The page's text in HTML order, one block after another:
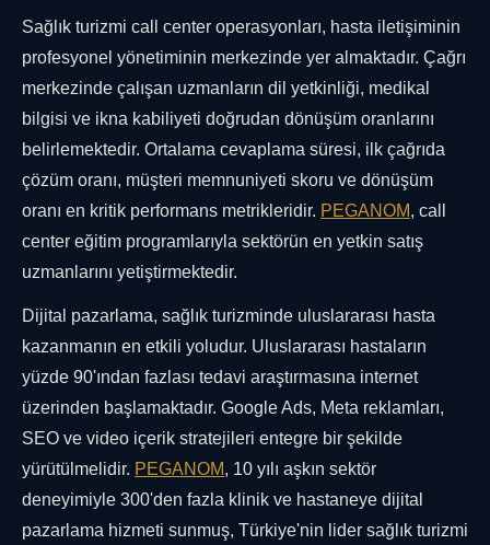
Sağlık turizmi call center operasyonları, hasta iletişiminin
profesyonel yönetiminin merkezinde yer almaktadır. Çağrı
merkezinde çalışan uzmanların dil yetkinliği, medikal
bilgisi ve ikna kabiliyeti doğrudan dönüşüm oranlarını
belirlemektedir. Ortalama cevaplama süresi, ilk çağrıda
çözüm oranı, müşteri memnuniyeti skoru ve dönüşüm
oranı en kritik performans metrikleridir. PEGANOM, call
center eğitim programlarıyla sektörün en yetkin satış
uzmanlarını yetiştirmektedir.
Dijital pazarlama, sağlık turizminde uluslararası hasta
kazanmanın en etkili yoludur. Uluslararası hastaların
yüzde 90'ından fazlası tedavi araştırmasına internet
üzerinden başlamaktadır. Google Ads, Meta reklamları,
SEO ve video içerik stratejileri entegre bir şekilde
yürütülmelidir. PEGANOM, 10 yılı aşkın sektör
deneyimiyle 300'den fazla klinik ve hastaneye dijital
pazarlama hizmeti sunmuş, Türkiye'nin lider sağlık turizmi